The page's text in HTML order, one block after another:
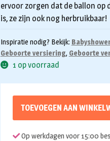
ervoor zorgen dat de ballon op
is, ze zijn ook nog herbruikbaar!
Inspiratie nodig? Bekijk:
Geboorte versiering, Geboorte
1 op voorraad
TOEVOEGEN AAN
Op werkdagen voor 15:00